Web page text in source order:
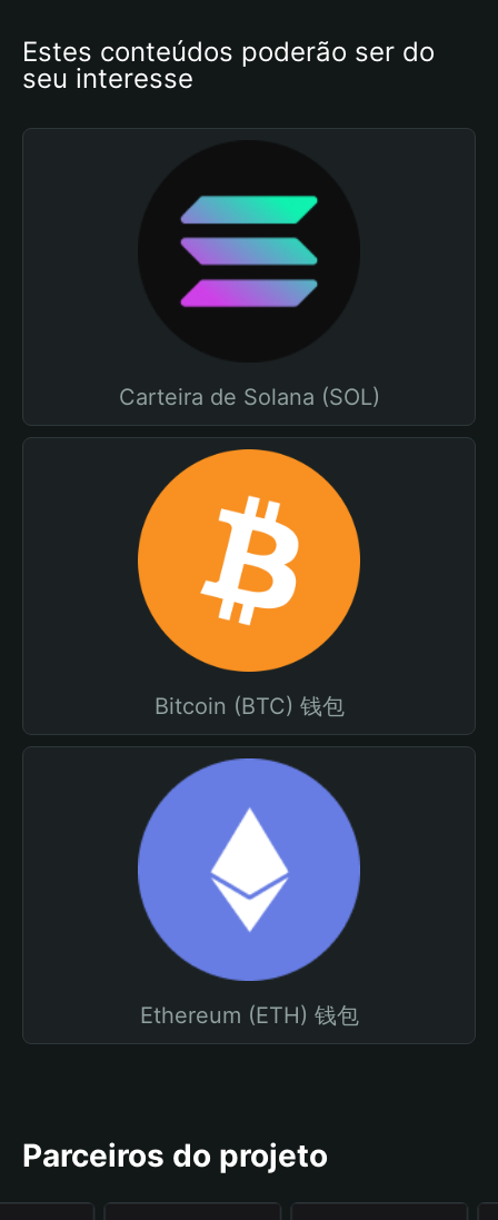
Estes conteúdos poderão ser do
seu interesse
Carteira de Solana (SOL)
Bitcoin (BTC) 钱包
Ethereum (ETH) 钱包
Parceiros do projeto